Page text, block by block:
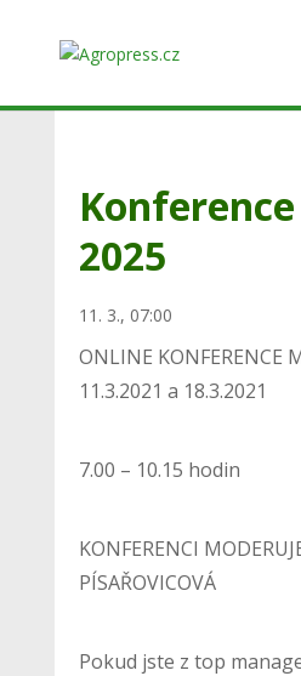
2025
11. 3., 07:00
ONLINE KONFERENCE
11.3.2021 a 18.3.2021
7.00 – 10.15 hodin
KONFERENCI
PÍSAŘOVICOVÁ
Pokud jste z top